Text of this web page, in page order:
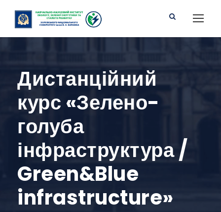
Дистанційний
курс «Зелено-
голуба
інфраструктура /
Green&Blue
infrastructure»